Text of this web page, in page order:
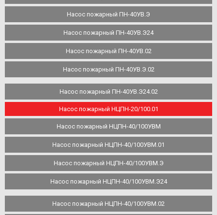
Насос пожарный ПН-40УВ.Э
Насос пожарный ПН-40УВ.Э24
Насос пожарный ПН-40УВ.02
Насос пожарный ПН-40УВ.Э.02
Насос пожарный ПН-40УВ.Э24.02
Насос пожарный НЦПН-20/100.01
Насос пожарный НЦПН-40/100УВМ
Насос пожарный НЦПН-40/100УВМ.01
Насос пожарный НЦПН-40/100УВМ.Э
Насос пожарный НЦПН-40/100УВМ.Э24
Насос пожарный НЦПН-40/100УВМ.02